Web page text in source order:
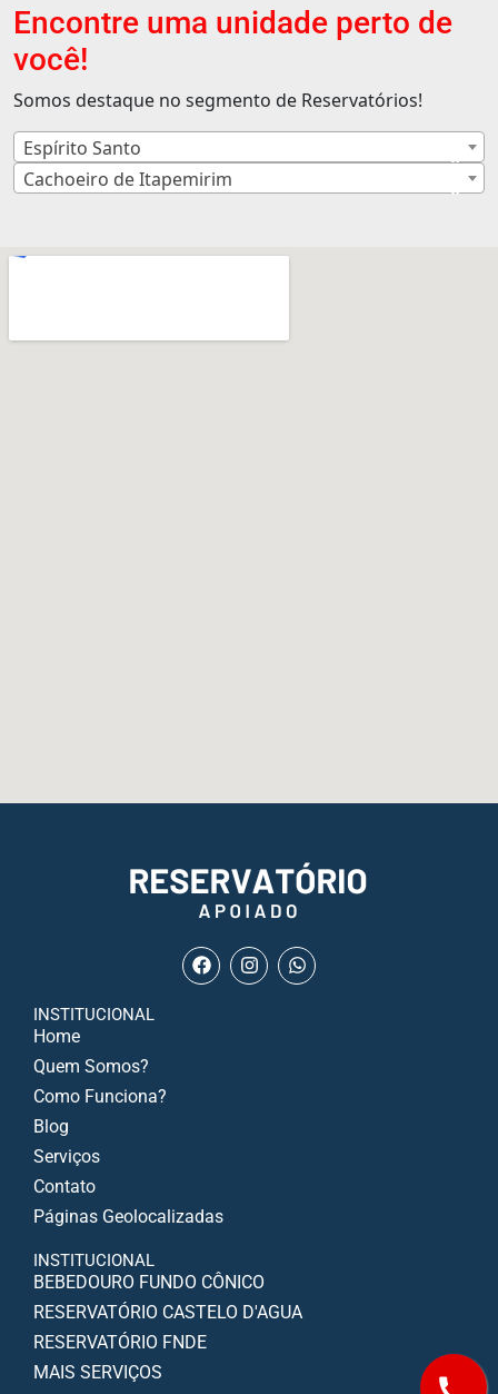
Encontre uma unidade perto de
você!
Somos destaque no segmento de Reservatórios!
×
Espírito Santo
×
Cachoeiro de Itapemirim
INSTITUCIONAL
Home
Quem Somos?
Como Funciona?
Blog
Serviços
Contato
Páginas Geolocalizadas
INSTITUCIONAL
BEBEDOURO FUNDO CÔNICO
RESERVATÓRIO CASTELO D'AGUA
RESERVATÓRIO FNDE
MAIS SERVIÇOS